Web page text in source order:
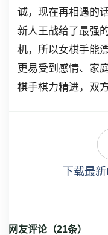
诚，现在再相遇的
新人王战给了最强
机，所以女棋手能
更易受到感情、家
棋手棋力精进，双
下载最
网友评论（21条）